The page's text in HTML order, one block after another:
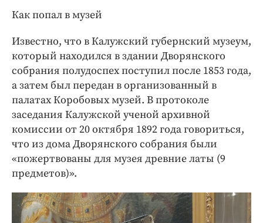
Как попал в музей
Известно, что в Калужский губернский музеум,
который находился в здании Дворянского
собрания полудоспех поступил после 1853 года,
а затем был передан в организованный в
палатах Коробовых музей. В протоколе
заседания Калужской ученой архивной
комиссии от 20 октября 1892 года говориться,
что из дома Дворянского собрания были
«пожертвованы для музея древние латы (9
предметов)».